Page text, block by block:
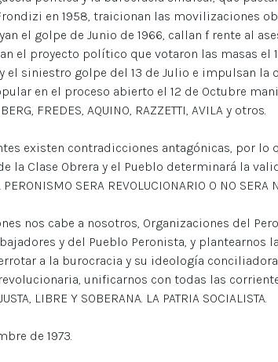
en 1958, traicionan las movilizaciones
el golpe de Junio de 1966, callan f rente al
el proyecto político que votaron las masas el
el siniestro golpe del 13 de Julio e impulsan
en el proceso abierto el 12 de Octubre
FREDES, AQUINO, RAZZETTI, AVILA y otros.
existen contradicciones antagónicas, por lo
la Clase Obrera y el Pueblo determinará la
PERONISMO SERA REVOLUCIONARIO O NO SERA
nos cabe a nosotros, Organizaciones del
y del Pueblo Peronista, y plantearnos
a la burocracia y su ideología
unificarnos con todas las
LIBRE Y SOBERANA. LA PATRIA SOCIALISTA.
de 1973.